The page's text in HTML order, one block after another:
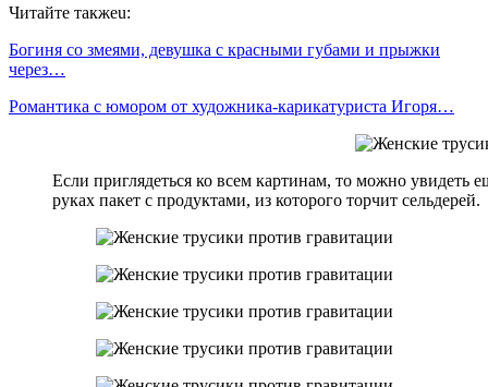
Читайте такжеu:
Богиня со змеями, девушка с красными губами и прыжки
через…
Романтика с юмором от художника-карикатуриста Игоря…
Если приглядеться ко всем картинам, то можно
руках пакет с продуктами, из которого торчит сельдерей.